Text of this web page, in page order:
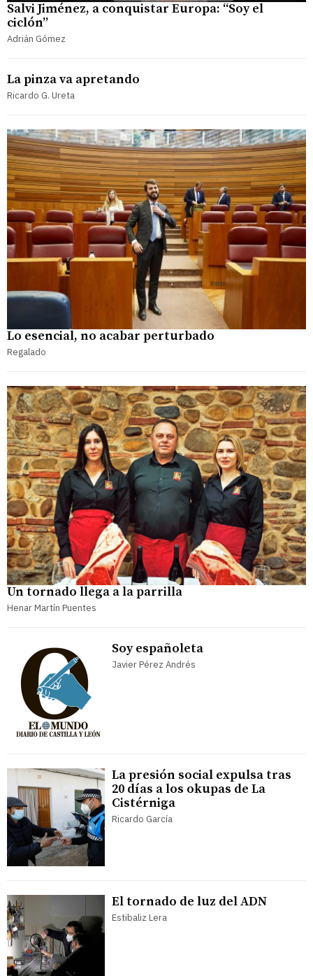
Salvi Jiménez, a conquistar Europa: “Soy el
ciclón”
Adrián Gómez
La pinza va apretando
Ricardo G. Ureta
Lo esencial, no acabar perturbado
Regalado
Un tornado llega a la parrilla
Henar Martín Puentes
Soy españoleta
Javier Pérez Andrés
La presión social expulsa tras
20 días a los okupas de La
Cistérniga
Ricardo García
El tornado de luz del ADN
Estibaliz Lera